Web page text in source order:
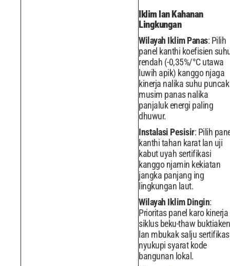
Iklim lan Kahanan
Lingkungan
Wilayah Iklim Panas: Pilih
panel kanthi koefisien
rendah (-0,35%/°C utawa
luwih apik) kanggo njaga
kinerja nalika suhu puncak
musim panas nalika
panjaluk energi paling
dhuwur.
Instalasi Pesisir: Pilih
kanthi tahan karat lan uji
kabut uyah sertifikasi
kanggo njamin kekiatan
jangka panjang ing
lingkungan laut.
Wilayah Iklim Dingin:
Prioritas panel karo kinerja
siklus beku-thaw buktiaken
lan mbukak salju
nyukupi syarat kode
bangunan lokal.